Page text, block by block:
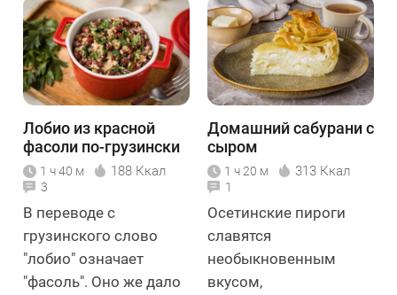
Лобио из красной
фасоли по-грузински
1 ч 40 м 188 Ккал
3
В переводе с
грузинского слово
"лобио" означает
"фасоль". Оно же дало
Домашний сабурани с
сыром
1 ч 20 м 313 Ккал
1
Осетинские пироги
славятся
необыкновенным
вкусом,